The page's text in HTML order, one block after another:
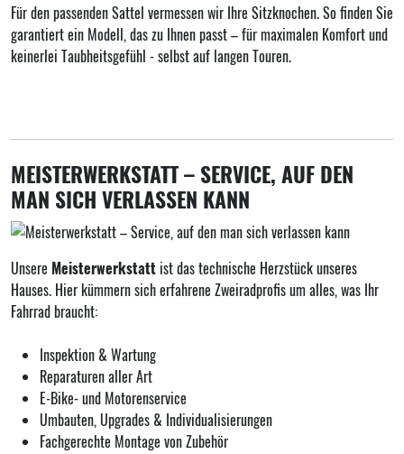
Für den passenden Sattel vermessen wir Ihre Sitzknochen. So finden Sie
garantiert ein Modell, das zu Ihnen passt – für maximalen Komfort und
keinerlei Taubheitsgefühl - selbst auf langen Touren.
MEISTERWERKSTATT – SERVICE, AUF DEN
MAN SICH VERLASSEN KANN
Unsere Meisterwerkstatt ist das technische Herzstück unseres
Hauses. Hier kümmern sich erfahrene Zweiradprofis um alles, was Ihr
Fahrrad braucht:
Inspektion & Wartung
Reparaturen aller Art
E-Bike- und Motorenservice
Umbauten, Upgrades & Individualisierungen
Fachgerechte Montage von Zubehör